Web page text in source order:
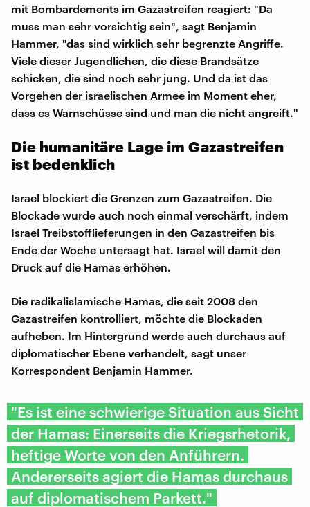
mit Bombardements im Gazastreifen reagiert: "Da
muss man sehr vorsichtig sein", sagt Benjamin
Hammer, "das sind wirklich sehr begrenzte Angriffe.
Viele dieser Jugendlichen, die diese Brandsätze
schicken, die sind noch sehr jung. Und da ist das
Vorgehen der israelischen Armee im Moment eher,
dass es Warnschüsse sind und man die nicht angreift."
Die humanitäre Lage im Gazastreifen
ist bedenklich
Israel blockiert die Grenzen zum Gazastreifen. Die
Blockade wurde auch noch einmal verschärft, indem
Israel Treibstofflieferungen in den Gazastreifen bis
Ende der Woche untersagt hat. Israel will damit den
Druck auf die Hamas erhöhen.
Die radikalislamische Hamas, die seit 2008 den
Gazastreifen kontrolliert, möchte die Blockaden
aufheben. Im Hintergrund werde auch durchaus auf
diplomatischer Ebene verhandelt, sagt unser
Korrespondent Benjamin Hammer.
"Es ist eine schwierige Situation aus Sicht
der Hamas: Einerseits die Kriegsrhetorik,
heftige Worte von den Anführern.
Andererseits agiert die Hamas durchaus
auf diplomatischem Parkett."